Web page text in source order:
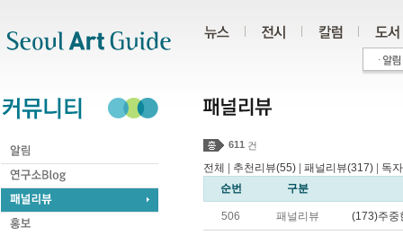
611 건
전체 추천리뷰(55) 패널리뷰(317)
독
순번
구분
506 패널리뷰 (173)주중